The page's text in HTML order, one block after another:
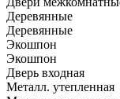
Деревянные
Деревянные
Экошпон
Экошпон
Дверь входная
Металл. утепленная